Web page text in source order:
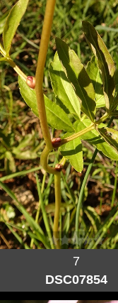
7
DSC07854